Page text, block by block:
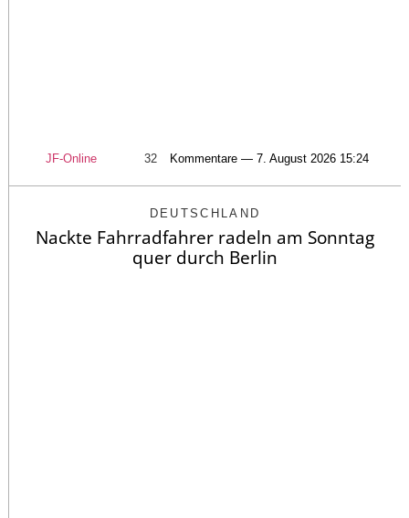
JF-Online 32 Kommentare — 7. August 2026 15:24
DEUTSCHLAND
Nackte Fahrradfahrer radeln am Sonntag
quer durch Berlin